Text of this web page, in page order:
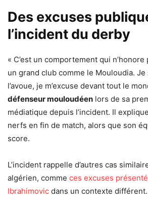
Des excuses
l’incident du derby
« C’est un comportement qui
un grand club comme le Mouloudia. Je
l’avoue, je m’excuse devant tout le
défenseur mouloudéen lors de sa
médiatique depuis l’incident. Il
nerfs en fin de match, alors que son
score.
L’incident rappelle d’autres cas
algérien, comme ces excuses
Ibrahimovic dans un contexte différent.